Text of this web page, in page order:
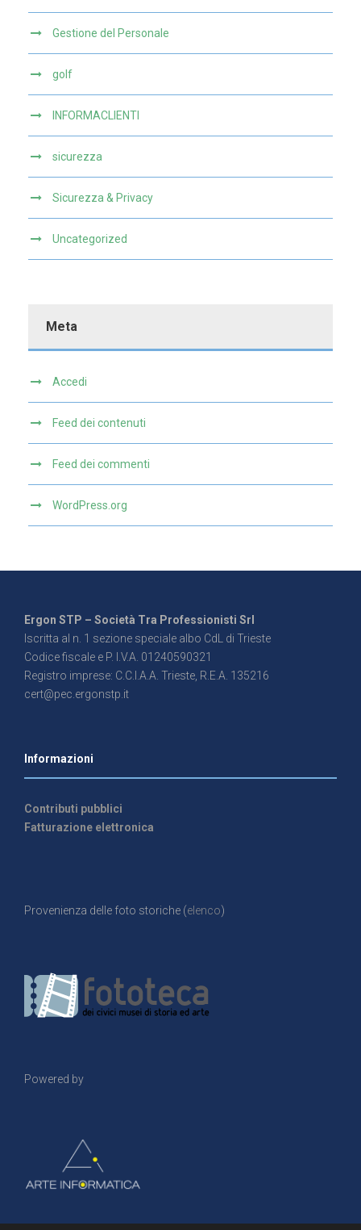
Gestione del Personale
golf
INFORMACLIENTI
sicurezza
Sicurezza & Privacy
Uncategorized
Meta
Accedi
Feed dei contenuti
Feed dei commenti
WordPress.org
Ergon STP – Società Tra Professionisti Srl
Iscritta al n. 1 sezione speciale albo CdL di Trieste
Codice fiscale e P. I.V.A. 01240590321
Registro imprese: C.C.I.A.A. Trieste, R.E.A. 135216
cert@pec.ergonstp.it
Informazioni
Contributi pubblici
Fatturazione elettronica
Provenienza delle foto storiche (elenco)
Powered by